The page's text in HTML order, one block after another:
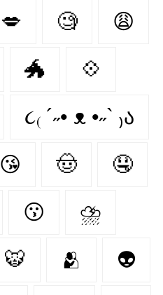
💋 🧐 😩
🐲 💠
૮₍ ´˶• ᴥ •˶` ₎ა
😘 🤠 🤤
😗 ⛈
🐯 🫂 👽